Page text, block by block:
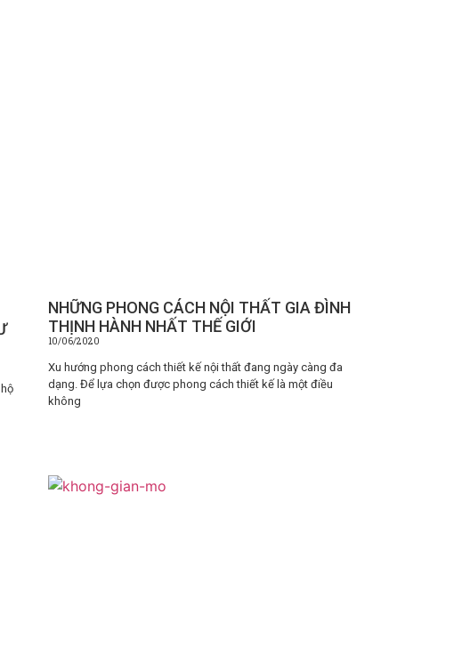
NHỮNG PHONG CÁCH NỘI THẤT GIA ĐÌNH
THỊNH HÀNH NHẤT THẾ GIỚI
10/06/2020
Xu hướng phong cách thiết kế nội thất đang ngày càng đa
dạng. Để lựa chọn được phong cách thiết kế là một điều
không